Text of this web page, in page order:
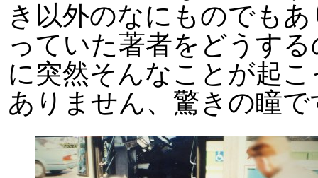
き以外のなにものでも
っていた著者をどうす
に突然そんなことが起
ありません、驚きの瞳で